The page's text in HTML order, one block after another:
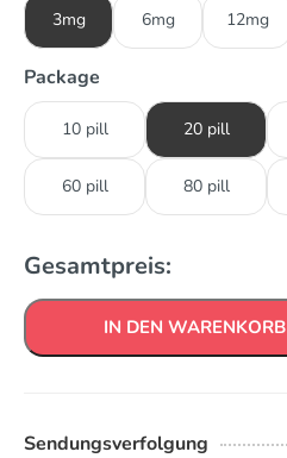
3mg 6mg 12mg
Package
10 pill 20 pill
60 pill 80 pill
Gesamtpreis:
IN DEN WARENKORB
Sendungsverfolgung